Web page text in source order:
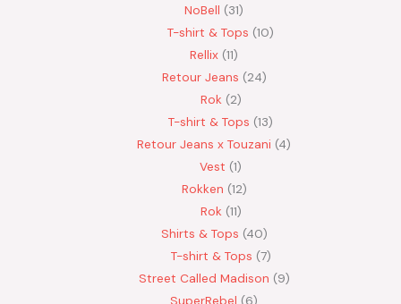
NoBell
31
T-shirt & Tops 10
Rellix 11
Retour Jeans 24
Rok 2
T-shirt & Tops 13
Retour Jeans x Touzani 4
Vest 1
Rokken 12
Rok 11
Shirts & Tops 40
T-shirt & Tops 7
Street Called Madison 9
SuperRebel
6